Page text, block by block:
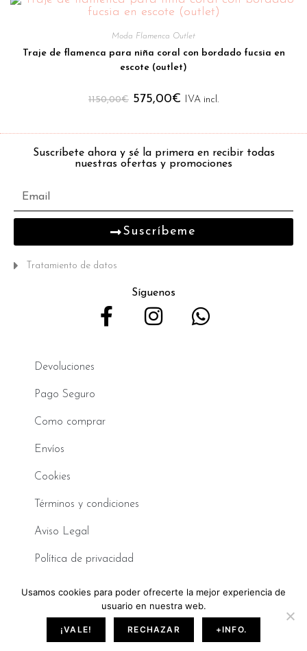
Moda Flamenca Outlet
Traje de flamenca para niña coral con bordado fucsia en
escote (outlet)
1150,00€ 575,00€ IVA incl.
Suscríbete ahora y sé la primera en recibir todas
nuestras ofertas y promociones
Suscríbeme
Tratamiento de datos
Síguenos
Devoluciones
Pago Seguro
Como comprar
Envíos
Cookies
Términos y condiciones
Aviso Legal
Política de privacidad
©2026 Sara de Benítez. Todos los derechos reservados.
Usamos cookies para poder ofrecerte la mejor experiencia de
usuario en nuestra web.
¡VALE! RECHAZAR +INFO.